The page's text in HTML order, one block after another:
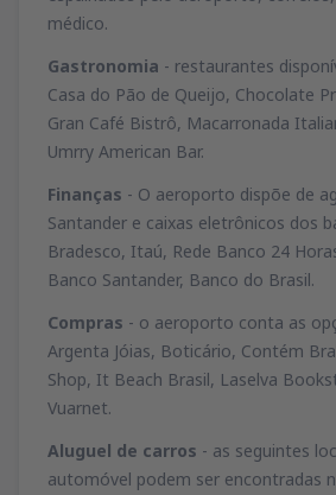
médico.
Gastronomia - restaurantes
Casa do Pão de Queijo, Chocolate
Gran Café Bistrô, Macarronada
Umrry American Bar.
Finanças - O aeroporto dispõe de
Santander e caixas eletrônicos dos
Bradesco, Itaú, Rede Banco 24
Banco Santander, Banco do Brasil.
Compras - o aeroporto conta as
Argenta Jóias, Boticário, Contém
Shop, It Beach Brasil, Laselva
Vuarnet.
Aluguel de carros - as seguintes
automóvel podem ser encontradas